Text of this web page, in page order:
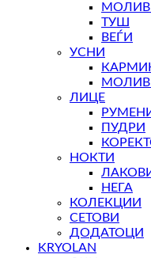
ТУШ
ВЕЃИ
УСНИ
ЛИЦЕ
ПУДРИ
НОКТИ
НЕГА
КОЛЕКЦИИ
СЕТОВИ
ДОДАТОЦИ
KRYOLAN